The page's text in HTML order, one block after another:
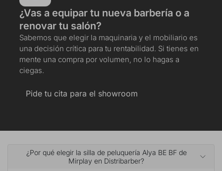
¿Vas a equipar tu nueva barbería o a
renovar tu salón?
Sabemos que elegir la maquinaria y el mobiliario es
una decisión crítica para tu rentabilidad. Si tienes en
mente una compra por volumen, no lo hagas a
ciegas.
Pide tu cita para el showroom
¿Por qué elegir la silla de peluquería Alya BE BF de
Mirplay en Distribarber?